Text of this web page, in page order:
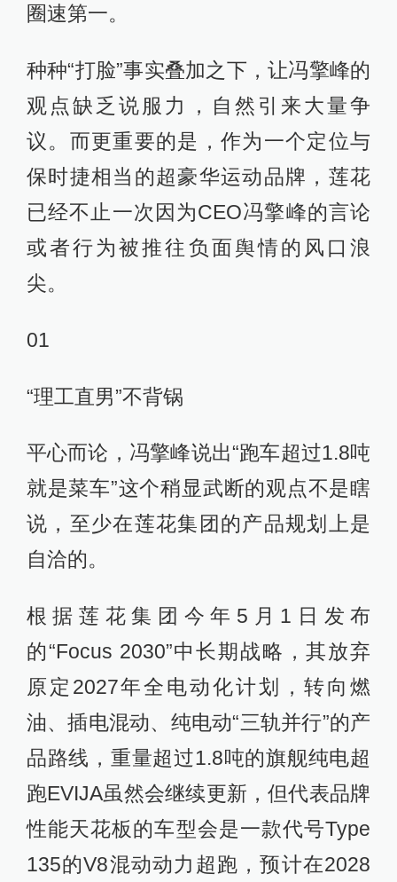
圈速第一。
种种“打脸”事实叠加之下，让冯擎峰的
观点缺乏说服力，自然引来大量争
议。而更重要的是，作为一个定位与
保时捷相当的超豪华运动品牌，莲花
已经不止一次因为CEO冯擎峰的言论
或者行为被推往负面舆情的风口浪
尖。
01
“理工直男”不背锅
平心而论，冯擎峰说出“跑车超过1.8吨
就是菜车”这个稍显武断的观点不是瞎
说，至少在莲花集团的产品规划上是
自洽的。
根据莲花集团今年5月1日发布
的“Focus 2030”中长期战略，其放弃
原定2027年全电动化计划，转向燃
油、插电混动、纯电动“三轨并行”的产
品路线，重量超过1.8吨的旗舰纯电超
跑EVIJA虽然会继续更新，但代表品牌
性能天花板的车型会是一款代号Type
135的V8混动动力超跑，预计在2028